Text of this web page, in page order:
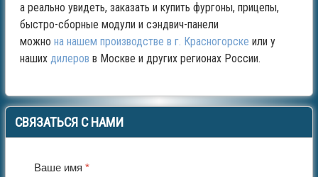
а реально увидеть, заказать и купить фургоны, прицепы,
быстро-сборные модули и сэндвич-панели
можно на нашем производстве в г. Красногорске или у
наших дилеров в Москве и других регионах России.
СВЯЗАТЬСЯ С НАМИ
Ваше имя *